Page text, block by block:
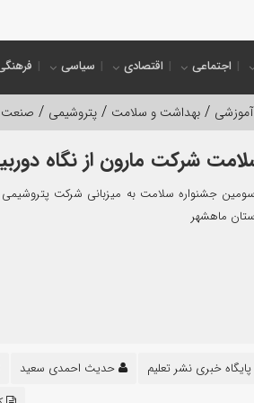
اجتماعی اقتصادی سیاسی
آموزشی / بهداشت و سلامت / پتروشیمی / صنعت
شرکت مارون از نگاه
سومین جشنواره سلامت به میزبانی شرکت پتروشیمی
ماهشهر
حدیث احمدی سعید
پایگاه خبری نشر تعلیم